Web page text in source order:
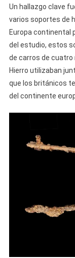
Un hallazgo clave
varios soportes de
Europa continental
del estudio, estos
de carros de cuatro
Hierro utilizaban
que los británicos
del continente